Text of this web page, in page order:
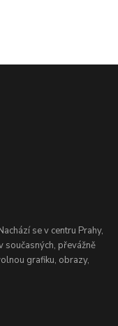
se v centru Prahy,
současných, převážně
grafiku, obrazy,